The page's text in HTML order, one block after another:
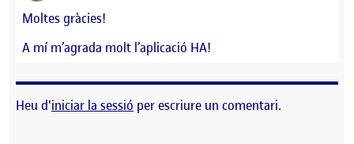
Moltes gràcies!
A mí m’agrada molt l’aplicació HA!
Heu d'iniciar la sessió per escriure un comentari.